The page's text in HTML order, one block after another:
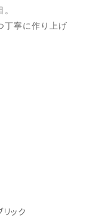
丁寧に作り上げ
ック